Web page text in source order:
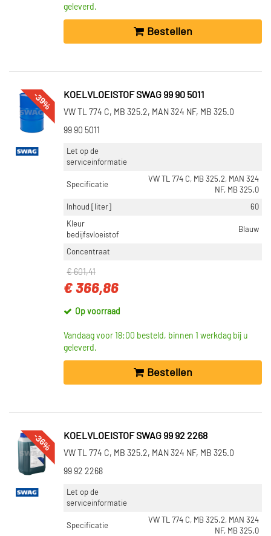
geleverd.
Bestellen
-39% KOELVLOEISTOF SWAG 99 90 5011
VW TL 774 C, MB 325.2, MAN 324 NF, MB 325.0
99 90 5011
Let op de
serviceinformatie
Specificatie
VW TL 774 C, MB 325.2, MAN 324
NF, MB 325.0
Inhoud [liter]
60
Kleur
bedijfsvloeistof
Blauw
Concentraat
€ 601,41
€ 366,86
Op voorraad
Vandaag voor 18:00 besteld, binnen 1 werkdag bij u
geleverd.
Bestellen
-36% KOELVLOEISTOF SWAG 99 92 2268
VW TL 774 C, MB 325.2, MAN 324 NF, MB 325.0
99 92 2268
Let op de
serviceinformatie
Specificatie
VW TL 774 C, MB 325.2, MAN 324
NF, MB 325.0